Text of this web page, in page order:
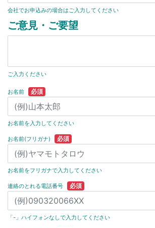
会社でお申込みの場合はご入力してください
ご意見・ご要望
ご入力ください
お名前 必須
お名前を入力してください
お名前(フリガナ) 必須
お名前をフリガナで入力してください
連絡のとれる電話番号 必須
「-」ハイフォンなしで入力してください